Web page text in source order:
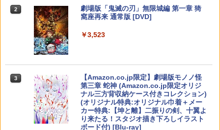
￥7,623
Nintendo Switch 2 Edition
￥7,680
任天堂 【Switch2】ゼルダの伝説 ブレス
￥6,526
【特典】MARVEL Tōkon: Fighting So
ルム シート 液晶保護 ガラス スチーム ス
チームデック OLED スチームデック LC
3
Nintendo Switch2 専用 スリムハードポ
ーチ 収納ケース ハードケース ポーチ 収
納バッグ 耐衝撃 スイッチ2 キャリングケ
ース 軽量 ◇ALW-PU-001
￥1,680
￥320
プリート 初回限定版 PS3版「ファイ
ナルファンタジーXIII」体験版・スリー
ブケース付 / アニメ
￥540
2 スプラトゥーン レイダース -Switch2
3 Nintendo Switch 2(日本語・国内専用)
￥55,491
2
Beast of Reincarnation -PS5 【特典】
プロダクトコード 封入
￥7,286
3
【純正品】ディスクドライブ(CFI-ZDD1
J) PlayStation 5
￥11,849
ラー (ロボット ホワイト)
3
￥8,020
【純正品】Xbox 充電式バッテリー + US
2
劇場版「鬼滅の刃」無限城編 第一章 猗
窩座再来 通常版 [DVD]
￥3,523
3
【Amazon.co.jp限定】劇場版モノノ怪
第三章 蛇神 (Amazon.co.jp限定オリジ
ナル三方背収納ケース付きコレクション)
(オリジナル特典:オリジナル巾着＋メー
カー特典:【坤と離】二振りの剣、十翼よ
り来たる！スタジオ描き下ろしイラスト
ボード付) [Blu-ray]